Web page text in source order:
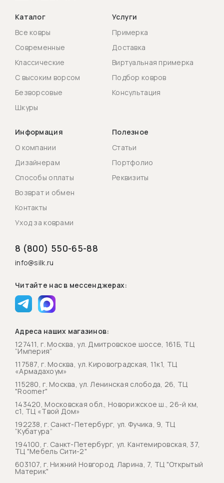
Каталог
Все ковры
Современные
Классические
С высоким ворсом
Безворсовые
Шкуры
Услуги
Примерка
Доставка
Виртуальная примерка
Подбор ковров
Консультация
Информация
О компании
Дизайнерам
Способы оплаты
Возврат и обмен
Контакты
Уход за коврами
Полезное
Статьи
Портфолио
Реквизиты
8 (800) 550-65-88
info@silk.ru
Читайте нас в мессенджерах:
Адреса наших магазинов:
127411, г. Москва, ул. Дмитровское шоссе, 161Б, ТЦ
“Империя”
117587, г. Москва, ул. Кировоградская, 11к1, ТЦ
«Армадахоум»
115280, г. Москва, ул. Ленинская слобода, 26, ТЦ
"Roomer"
143420, Московская обл., Новорижское ш., 26-й км,
с1, ТЦ «Твой Дом»
192238, г. Санкт-Петербург, ул. Фучика, 9, ТЦ
“Кубатура”
194100, г. Санкт-Петербург, ул. Кантемировская, 37,
ТЦ "Мебель Сити-2"
603107, г. Нижний Новгород, Ларина, 7, ТЦ "Открытый
Материк"